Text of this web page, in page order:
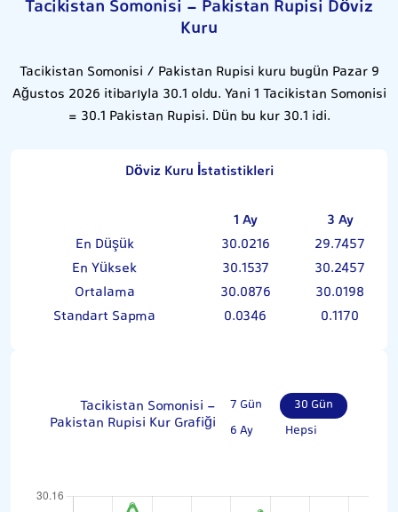
Tacikistan Somonisi - Pakistan Rupisi Döviz
Kuru
Tacikistan Somonisi / Pakistan Rupisi kuru bugün Pazar 9
Ağustos 2026 itibarıyla 30.1 oldu. Yani 1 Tacikistan Somonisi
= 30.1 Pakistan Rupisi. Dün bu kur 30.1 idi.
Döviz Kuru İstatistikleri
1 Ay
3 Ay
En Düşük
30.0216
29.7457
En Yüksek
30.1537
30.2457
Ortalama
30.0876
30.0198
Standart Sapma
0.0346 0.1170
Tacikistan Somonisi -
Pakistan Rupisi Kur Grafiği
7 Gün
30 Gün
6 Ay
Hepsi